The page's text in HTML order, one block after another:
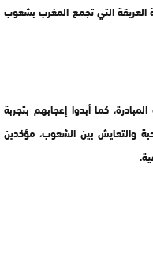
العريقة التي تجمع المغرب بشعوب
كما أبدوا إعجابهم بتجربة
والتعايش بين الشعوب، مؤكدين